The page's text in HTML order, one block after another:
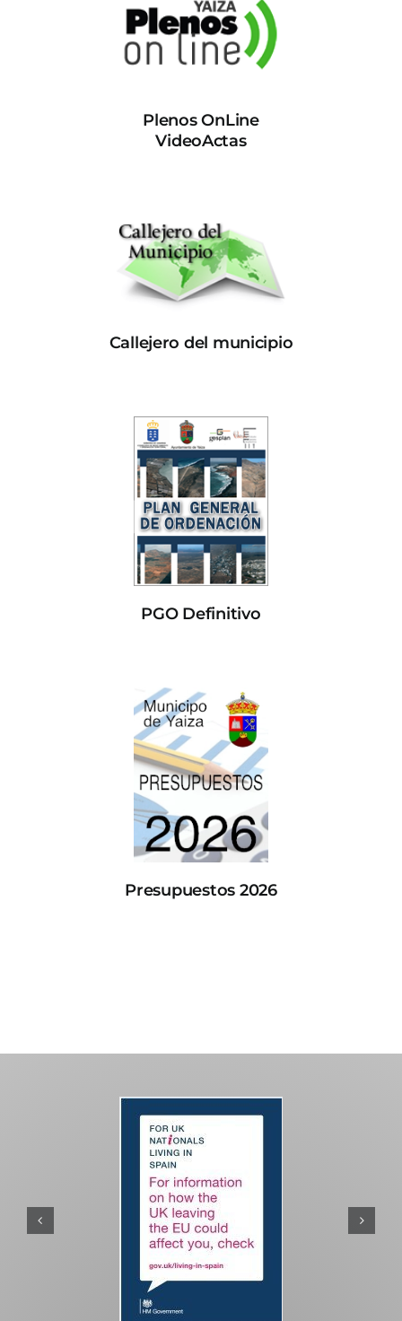
Plenos OnLine
VideoActas
Callejero del municipio
PGO Definitivo
Presupuestos 2026